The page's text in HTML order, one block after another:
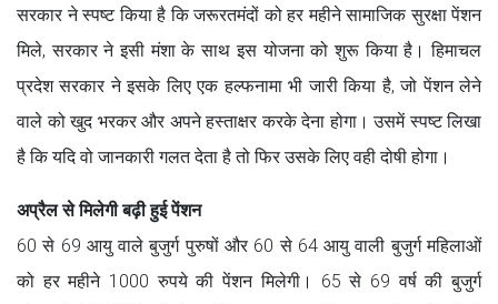
सरकार ने स्पष्ट किया है कि जरूरतमंदों को हर महीने सामाजिक सुरक्षा पेंशन
मिले, सरकार ने इसी मंशा के साथ इस योजना को शुरू किया है। हिमाचल
प्रदेश सरकार ने इसके लिए एक हल्फनामा भी जारी किया है, जो पेंशन लेने
वाले को खुद भरकर और अपने हस्ताक्षर करके देना होगा। उसमें स्पष्ट लिखा
है कि यदि वो जानकारी गलत देता है तो फिर उसके लिए वही दोषी होगा।
अप्रैल से मिलेगी बढ़ी हुई पेंशन
60 से 69 आयु वाले बुजुर्ग पुरुषों और 60 से 64 आयु वाली बुजुर्ग महिलाओं
को हर महीने 1000 रुपये की पेंशन मिलेगी। 65 से 69 वर्ष की बुजुर्ग